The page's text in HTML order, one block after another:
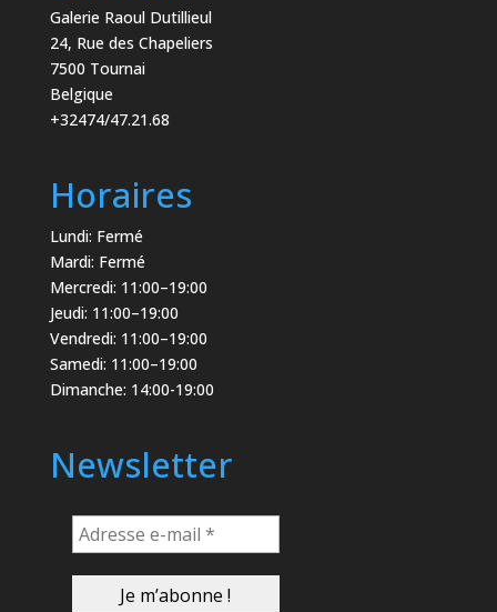
Galerie Raoul Dutillieul
24, Rue des Chapeliers
7500 Tournai
Belgique
+32474/47.21.68
Horaires
Lundi: Fermé
Mardi: Fermé
Mercredi: 11:00–19:00
Jeudi: 11:00–19:00
Vendredi: 11:00–19:00
Samedi: 11:00–19:00
Dimanche: 14:00-19:00
Newsletter